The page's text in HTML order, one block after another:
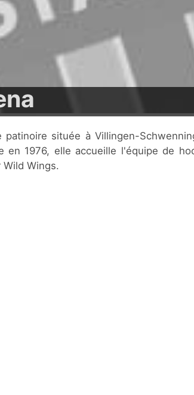
en 1976, elle accueille l'équipe de
Wings.